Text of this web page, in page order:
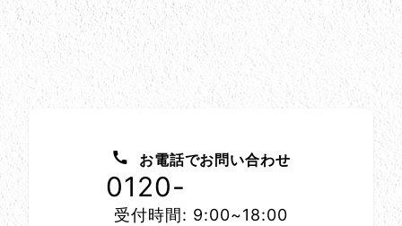
お電話でお問い合わせ
0120-
受付時間: 9:00~18:00